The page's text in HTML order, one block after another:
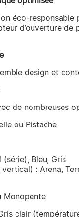
éco-responsable
d’ouverture
design et
de nombreuses
ou Pistache
(série), Bleu, Gris
: Arena,
Monopente
clair